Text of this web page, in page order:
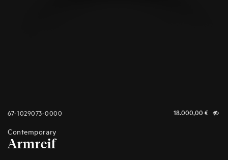
67-1029073-0000 18.000,00 €
Contemporary
Armreif